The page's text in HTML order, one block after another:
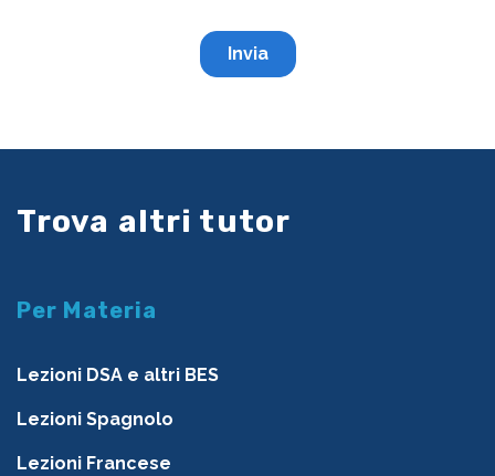
Trova altri tutor
Per Materia
Lezioni DSA e altri BES
Lezioni Spagnolo
Lezioni Francese